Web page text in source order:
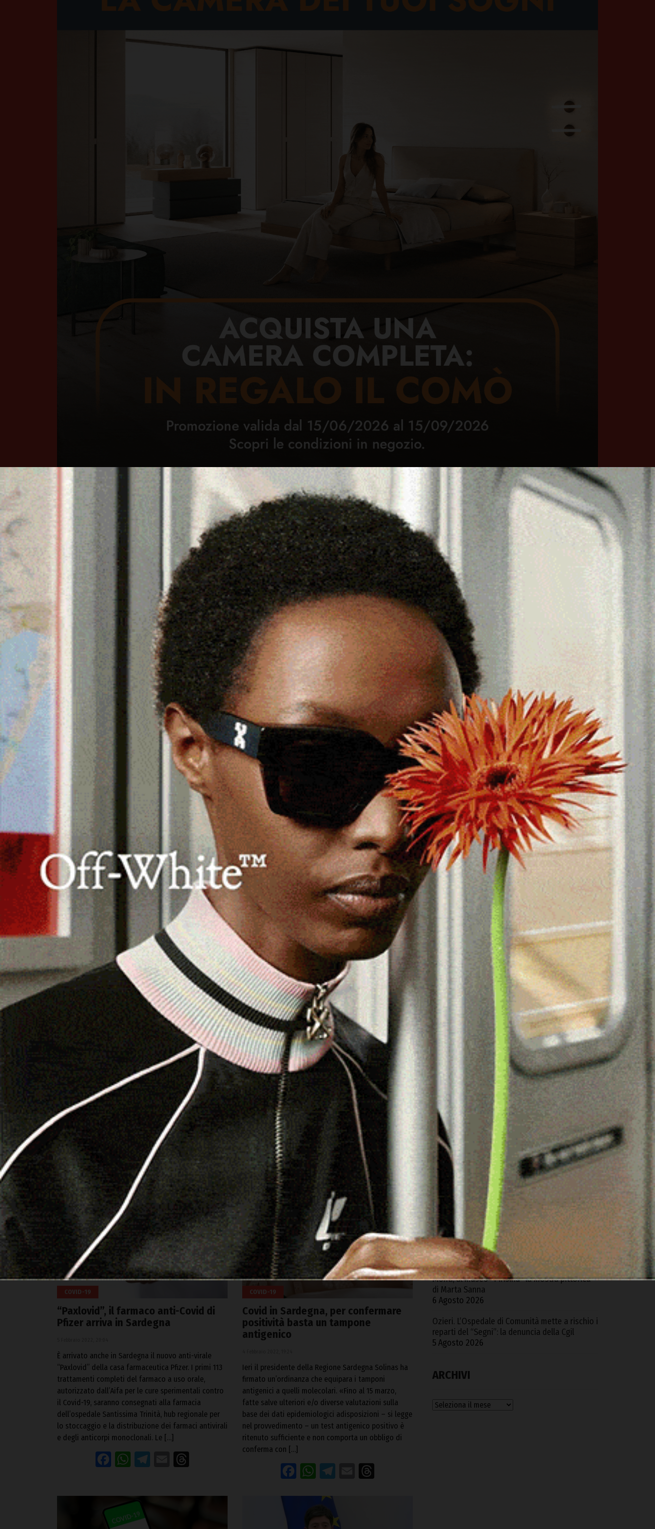
Home Ozieri Territorio Sardegna Cronaca Attualità Sport Cultura Rubriche Necrologie
Numeri
utili
Contatti
COVID-19
Arrivate in Sardegna quasi 130mila
dosi di vaccino bivalente
12 Settembre 2022, 23:38
Sono arrivate in Sardegna, e sono state consegnate
questa mattina alla farmacia dell’ospedale Binaghi
di Cagliari, le prime 129.600 dosi del vaccino…
FacebookWhatsApp
Telegram
EmailThreads
COVID-19
Disturbi mestruali e vaccino Covid,
l’Ema richiede valutazione
approfondita
13 Febbraio 2022, 11:06
Disturbi mestruali e vaccino Covid: sotto
osservazione ciclo abbondante o assente. Il
comitato per la farmacovigilanza Prac dell’Agenzia
europea del farmaco Ema sta valutando i casi
segnalati di sanguinamento mestruale abbondante
(mestruazioni abbondanti) e assenza di
mestruazioni (amenorrea) con i vaccini COVID-19
Comirnaty di Pfizer/BioNTech e Spikevax di Moderna
Il Comitato aveva precedentemente analizzato le […]
Facebook
WhatsApp
Telegram
EmailThreads
COVID-19
«Il Green pass affossa economia e
vita sociale: va eliminato»
«Il green pass rafforzato sta letteralmente
affossando le attività commerciali, i settori
alberghiero, turistico e della ristorazione; cinema,
teatri e musei sono in fortissima difficoltà, e le
società sportive si dichiarano non più disponibili ad
accettare restrizioni palesemente discriminatorie,
peraltro per un ambito che genera salute e
contribuisce a fare reale prevenzione», così in una
[…]
Facebook
WhatsApp
Telegram
EmailThreads
COVID-19
Per Locatelli (Cts) l’obbligo vaccinale
e il green pass devono restare anche
in estate
6 Febbraio 2022, 17:24
«Tutte le evidenze che abbiamo ci indicano in modo
univoco che avremo mesi primaverili ed estivi
tranquilli. Il virus non scomparirà, questo è di
un’evidenza lampante ma non ci ritroveremo più in
una situazione più difficile di quelle che abbiamo
vissuto». Queste le parole di Franco Locatelli,
coordinatore del Comitato tecnico scientifico, al
quotidiano ‘La […]
Facebook
WhatsApp
Telegram
EmailThreads
COVID-19
“Paxlovid”, il farmaco anti-Covid di
Pfizer arriva in Sardegna
È arrivato anche in Sardegna il nuovo anti-virale
“Paxlovid” della casa farmaceutica Pfizer. I primi 113
trattamenti completi del farmaco a uso orale,
autorizzato dall’Aifa per le cure sperimentali contro
il Covid-19, saranno consegnati alla farmacia
dell’ospedale Santissima Trinità, hub regionale per
lo stoccaggio e la distribuzione dei farmaci antivirali
e degli anticorpi monoclonali. Le […]
Facebook
WhatsApp
Telegram
Email
COVID-19
Covid in Sardegna, per confermare
positività basta un tampone
antigenico
Ieri il presidente della Regione Sardegna Solinas ha
firmato un’ordinanza che equipara i tamponi
antigenici a quelli molecolari. «Fino al 15 marzo,
fatte salve ulteriori e/o diverse valutazioni sulla
base dei dati epidemiologici adisposizioni – si legge
nel provvedimento – un test antigenico positivo è
ritenuto sufficiente e non comporta un obbligo di
conferma con […]
Facebook
WhatsApp
Telegram
Email
Cerca
Cerca
Facebook
ThreadsInstagram
X YouTube
ARTICOLI RECENTI
Sicurezza idrica, al via a Tissi i lavori per la
costruzione del nuovo pozzo
6 Agosto 2026
Caldo persistente, Cia Sardegna chiede la
dichiarazione dello stato di calamità naturale
6 Agosto 2026
L’Unione dei Comuni del Coros dà il via al
progetto “Coros includidos”
6 Agosto 2026
Monti, al museo “Pirisinu” la mostra pittorica
di Marta Sanna
6 Agosto 2026
Ozieri. L’Ospedale di Comunità mette a rischio i
reparti del “Segni”: la denuncia della Cgil
5 Agosto 2026
ARCHIVI
Archivi